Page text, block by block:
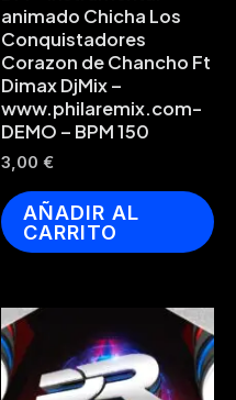
animado Chicha Los
Conquistadores
Corazon de Chancho Ft
Dimax DjMix –
www.philaremix.com-
DEMO – BPM 150
3,00 €
AÑADIR AL
CARRITO